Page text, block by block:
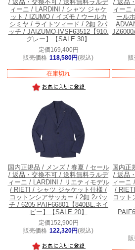
/ 返品・交換不可 / 送料無料ラルデ
ィーニ / LARDINI / シャツ ジャケ
ット / IZUMO / イズモ / ウールカ
シミヤ / ライトツィード / 2釦 2パ
ッチ / JAIZUMO-IVSF63512【910.
グレー】【SALE 30】
定価169,400円
販売価格 118,580円(税込)
在庫切れ
/ 返品
ィーニ
ール
国内正規品 / メンズ / 春夏 / セール
/ 返品・交換不可 / 送料無料ラルデ
ィーニ / LARDINI / リエティモデル
/ RIETI / シャツ ジャケット仕様 /
コットンシアサッカー / 2釦 2パッ
チ / 6205-PAIF66801【840BL.ネイ
ビー】【SALE 20】
定価152,900円
販売価格 122,320円(税込)
国内正
/ 返品
ィーニ
/
コット